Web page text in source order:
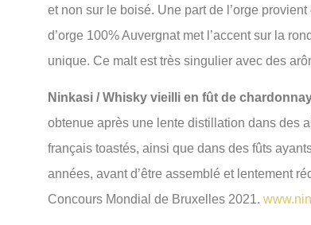
et non sur le boisé. Une part de l’orge
d’orge 100% Auvergnat met l’accent sur la
unique. Ce malt est très singulier avec des
Ninkasi / Whisky vieilli en fût de
obtenue après une lente distillation dans des
français toastés, ainsi que dans des fûts
années, avant d’être assemblé et lentement
Concours Mondial de Bruxelles 2021.